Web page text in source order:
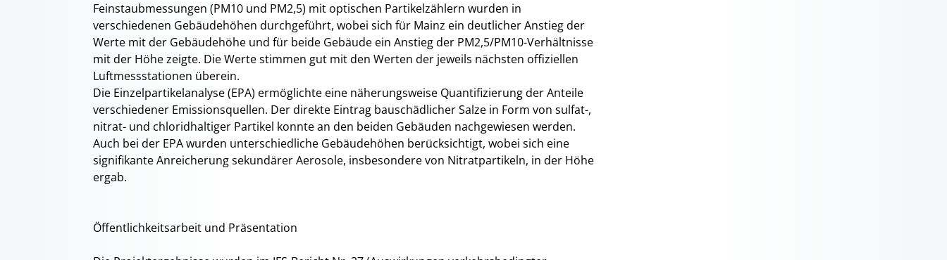
Feinstaubmessungen (PM10 und PM2,5) mit optischen Partikelzählern wurden in
verschiedenen Gebäudehöhen durchgeführt, wobei sich für Mainz ein deutlicher Anstieg der
Werte mit der Gebäudehöhe und für beide Gebäude ein Anstieg der PM2,5/PM10-Verhältnisse
mit der Höhe zeigte. Die Werte stimmen gut mit den Werten der jeweils nächsten offiziellen
Luftmessstationen überein.
Die Einzelpartikelanalyse (EPA) ermöglichte eine näherungsweise Quantifizierung der Anteile
verschiedener Emissionsquellen. Der direkte Eintrag bauschädlicher Salze in Form von sulfat-,
nitrat- und chloridhaltiger Partikel konnte an den beiden Gebäuden nachgewiesen werden.
Auch bei der EPA wurden unterschiedliche Gebäudehöhen berücksichtigt, wobei sich eine
signifikante Anreicherung sekundärer Aerosole, insbesondere von Nitratpartikeln, in der Höhe
ergab.
Öffentlichkeitsarbeit und Präsentation